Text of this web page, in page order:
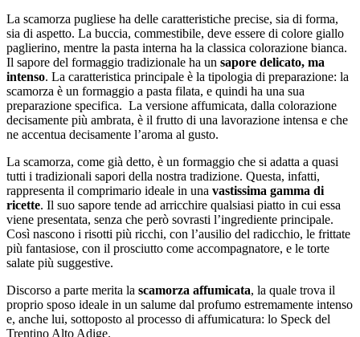
La scamorza pugliese ha delle caratteristiche precise, sia di forma,
sia di aspetto. La buccia, commestibile, deve essere di colore giallo
paglierino, mentre la pasta interna ha la classica colorazione bianca.
Il sapore del formaggio tradizionale ha un sapore delicato, ma
intenso. La caratteristica principale è la tipologia di preparazione: la
scamorza è un formaggio a pasta filata, e quindi ha una sua
preparazione specifica. La versione affumicata, dalla colorazione
decisamente più ambrata, è il frutto di una lavorazione intensa e che
ne accentua decisamente l’aroma al gusto.
La scamorza, come già detto, è un formaggio che si adatta a quasi
tutti i tradizionali sapori della nostra tradizione. Questa, infatti,
rappresenta il comprimario ideale in una vastissima gamma di
ricette. Il suo sapore tende ad arricchire qualsiasi piatto in cui essa
viene presentata, senza che però sovrasti l’ingrediente principale.
Così nascono i risotti più ricchi, con l’ausilio del radicchio, le frittate
più fantasiose, con il prosciutto come accompagnatore, e le torte
salate più suggestive.
Discorso a parte merita la scamorza affumicata, la quale trova il
proprio sposo ideale in un salume dal profumo estremamente intenso
e, anche lui, sottoposto al processo di affumicatura: lo Speck del
Trentino Alto Adige.